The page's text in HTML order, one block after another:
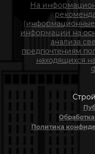
На
(информационные
информации на
анализа
предпочтениям
находящихся
Политика